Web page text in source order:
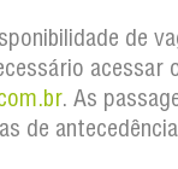
de
acessar
. As
de